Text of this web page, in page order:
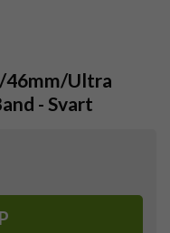
46mm/Ultra
- Svart